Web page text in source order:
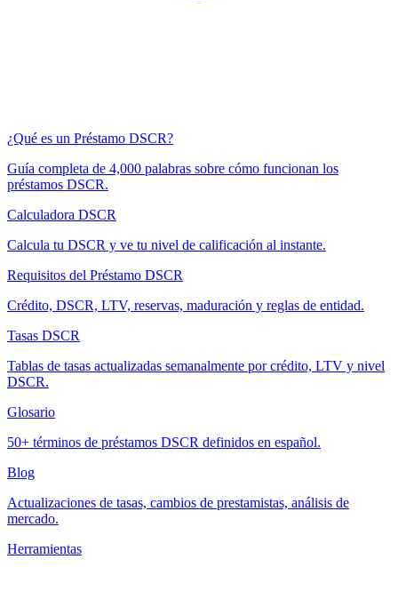
¿Qué es un Préstamo DSCR?
Guía completa de 4,000 palabras sobre cómo funcionan los
préstamos DSCR.
Calculadora DSCR
Calcula tu DSCR y ve tu nivel de calificación al instante.
Requisitos del Préstamo DSCR
Crédito, DSCR, LTV, reservas, maduración y reglas de entidad.
Tasas DSCR
Tablas de tasas actualizadas semanalmente por crédito, LTV y nivel
DSCR.
Glosario
50+ términos de préstamos DSCR definidos en español.
Blog
Actualizaciones de tasas, cambios de prestamistas, análisis de
mercado.
Herramientas